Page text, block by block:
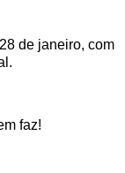
de janeiro, com
faz!